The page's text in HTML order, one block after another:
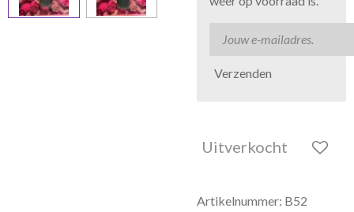
Verzenden
Uitverkocht
Artikelnummer: B52